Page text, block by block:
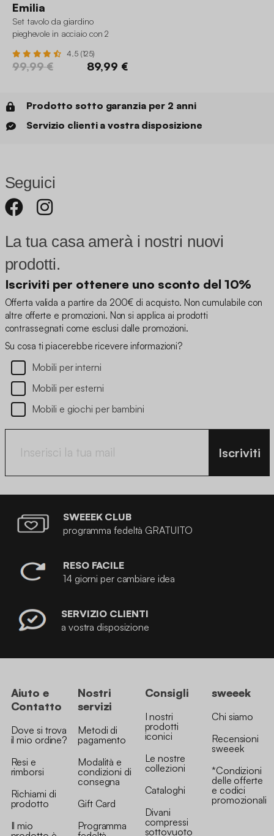
Emilia
Set tavolo da giardino
pieghevole in acciaio con 2
4.5 (125)
99,99 € 89,99 €
Prodotto sotto garanzia per 2 anni
Servizio clienti a vostra disposizione
Seguici
La tua casa amerà i nostri nuovi
prodotti.
Iscriviti per ottenere uno sconto del 10%
Offerta valida a partire da 200€ di acquisto. Non cumulabile con
altre offerte e promozioni. Non si applica ai prodotti
contrassegnati come esclusi dalle promozioni.
Su cosa ti piacerebbe ricevere informazioni?
Mobili per interni
Mobili per esterni
Mobili e giochi per bambini
Iscriviti
SWEEEK CLUB
programma fedeltà GRATUITO
RESO FACILE
14 giorni per cambiare idea
SERVIZIO CLIENTI
a vostra disposizione
Aiuto e
Contatto
Dove si trova
il mio ordine?
Resi e
rimborsi
Richiami di
prodotto
Il mio
Nostri
servizi
Metodi di
pagamento
Modalità e
condizioni di
consegna
Gift Card
Programma
Consigli
I nostri
prodotti
iconici
Le nostre
collezioni
Cataloghi
Divani
compressi
sottovuoto
sweeek
Chi siamo
Recensioni
sweeek
*Condizioni
delle offerte
e codici
promozionali